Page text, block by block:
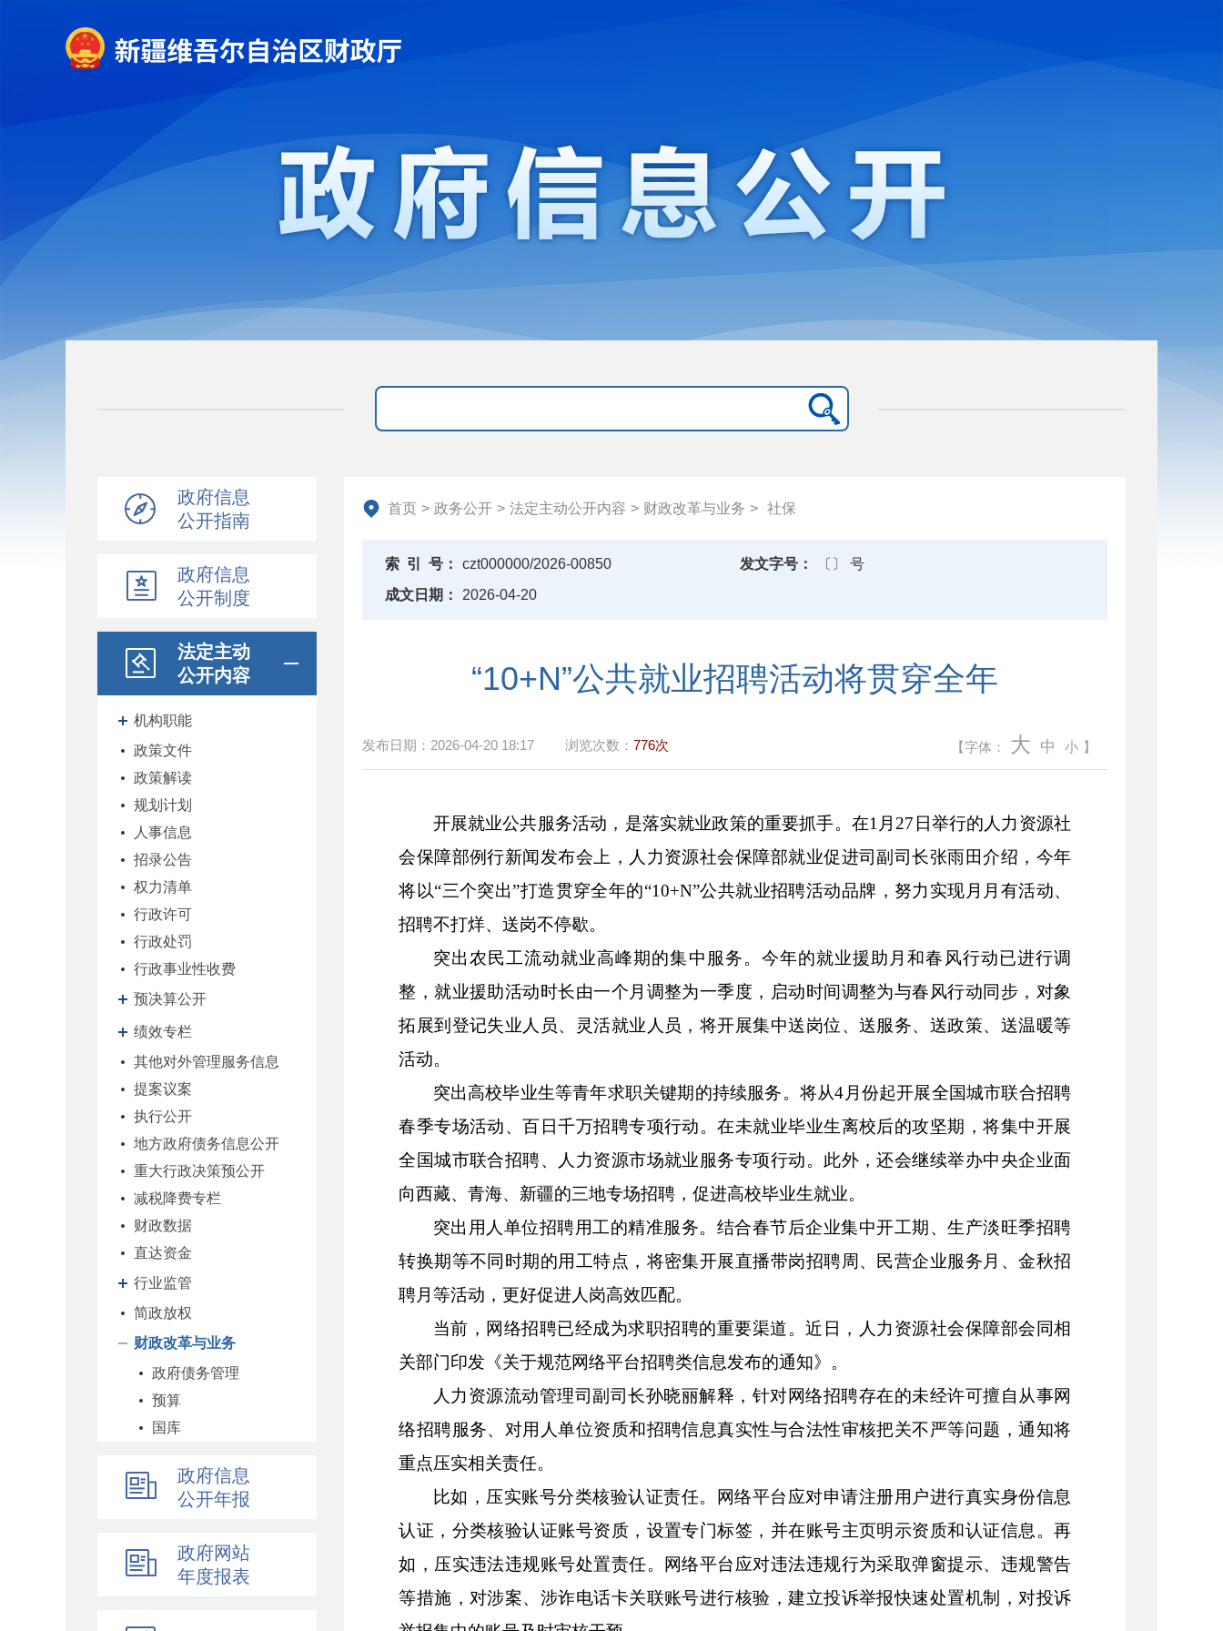
政府信息
公开指南
政府信息
公开制度
法定主动
公开内容
机构职能
政策文件
政策解读
规划计划
人事信息
招录公告
权力清单
行政许可
行政处罚
行政事业性收费
预决算公开
绩效专栏
其他对外管理服务信息
提案议案
执行公开
地方政府债务信息公开
重大行政决策预公开
减税降费专栏
财政数据
直达资金
行业监管
简政放权
财政改革与业务
政府债务管理
预算
国库
科教和文化
农业农村
自然资源和生态环境
政府信息
公开年报
政府网站
年度报表
首页 > 政务公开 > 法定主动公开内容 > 财政改革与业务 > 社保
索 引 号： czt000000/2026-00850 发文字号：
〔〕 号
成文日期：
2026-04-20
“10+N”公共就业招聘活动将贯穿全年
发布日期： 2026-04-20 18:17 浏览次数：776次 【字体： 大 中 小 】
开展就业公共服务活动，是落实就业政策的重要抓手。在1月27日举行的人力资源社
会保障部例行新闻发布会上，人力资源社会保障部就业促进司副司长张雨田介绍，今年
将以“三个突出”打造贯穿全年的“10+N”公共就业招聘活动品牌，努力实现月月有活动、
招聘不打烊、送岗不停歇。
突出农民工流动就业高峰期的集中服务。今年的就业援助月和春风行动已进行调
整，就业援助活动时长由一个月调整为一季度，启动时间调整为与春风行动同步，对象
拓展到登记失业人员、灵活就业人员，将开展集中送岗位、送服务、送政策、送温暖等
活动。
突出高校毕业生等青年求职关键期的持续服务。将从4月份起开展全国城市联合招聘
春季专场活动、百日千万招聘专项行动。在未就业毕业生离校后的攻坚期，将集中开展
全国城市联合招聘、人力资源市场就业服务专项行动。此外，还会继续举办中央企业面
向西藏、青海、新疆的三地专场招聘，促进高校毕业生就业。
突出用人单位招聘用工的精准服务。结合春节后企业集中开工期、生产淡旺季招聘
转换期等不同时期的用工特点，将密集开展直播带岗招聘周、民营企业服务月、金秋招
聘月等活动，更好促进人岗高效匹配。
当前，网络招聘已经成为求职招聘的重要渠道。近日，人力资源社会保障部会同相
关部门印发《关于规范网络平台招聘类信息发布的通知》。
人力资源流动管理司副司长孙晓丽解释，针对网络招聘存在的未经许可擅自从事网
络招聘服务、对用人单位资质和招聘信息真实性与合法性审核把关不严等问题，通知将
重点压实相关责任。
比如，压实账号分类核验认证责任。网络平台应对申请注册用户进行真实身份信息
认证，分类核验认证账号资质，设置专门标签，并在账号主页明示资质和认证信息。再
如，压实违法违规账号处置责任。网络平台应对违法违规行为采取弹窗提示、违规警告
等措施，对涉案、涉诈电话卡关联账号进行核验，建立投诉举报快速处置机制，对投诉